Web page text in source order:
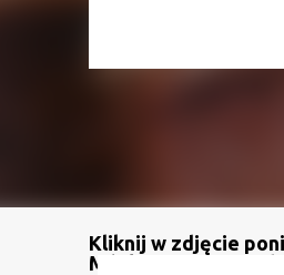
Kliknij w zdjęcie
Mój kanał na YouTube